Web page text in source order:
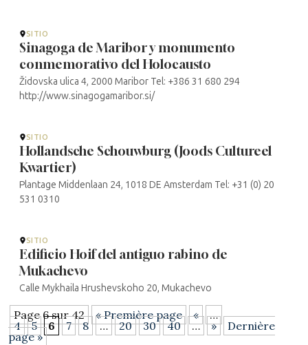
SITIO
Sinagoga de Maribor y monumento
conmemorativo del Holocausto
Židovska ulica 4, 2000 Maribor Tel: +386 31 680 294
http://www.sinagogamaribor.si/
SITIO
Hollandsche Schouwburg (Joods Cultureel
Kwartier)
Plantage Middenlaan 24, 1018 DE Amsterdam Tel: +31 (0) 20
531 0310
SITIO
Edificio Hoif del antiguo rabino de
Mukachevo
Calle Mykhaila Hrushevskoho 20, Mukachevo
Page 6 sur 42 « Première page «
…
4
5 6 7 8 … 20 30 40 … »
Dernière
page »